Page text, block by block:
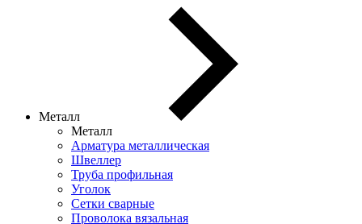
Металл
Металл
Арматура металлическая
Швеллер
Труба профильная
Уголок
Сетки сварные
Проволока вязальная